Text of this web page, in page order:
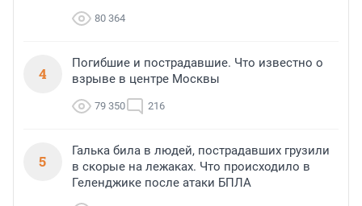
80 364
4
Погибшие и пострадавшие. Что известно о
взрыве в центре Москвы
79 350 216
5
Галька била в людей, пострадавших грузили
в скорые на лежаках. Что происходило в
Геленджике после атаки БПЛА